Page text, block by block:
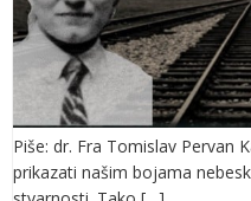
Piše: dr. Fra Tomislav Pervan
prikazati našim bojama